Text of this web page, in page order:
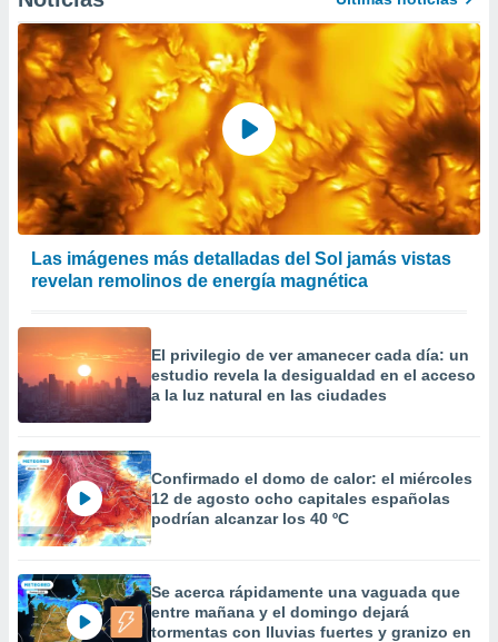
Las imágenes más detalladas del Sol jamás vistas
revelan remolinos de energía magnética
El privilegio de ver amanecer cada día: un
estudio revela la desigualdad en el acceso
a la luz natural en las ciudades
Confirmado el domo de calor: el miércoles
12 de agosto ocho capitales españolas
podrían alcanzar los 40 ºC
Se acerca rápidamente una vaguada que
entre mañana y el domingo dejará
tormentas con lluvias fuertes y granizo en